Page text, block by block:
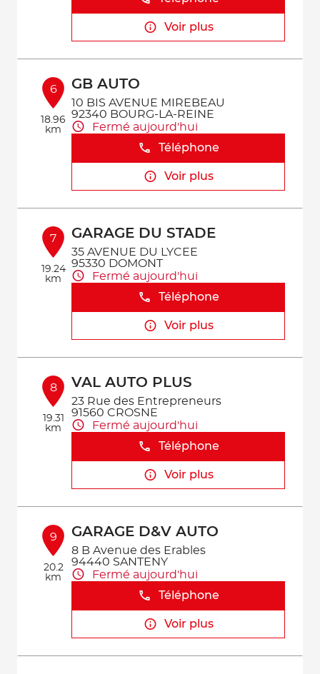
Voir plus
6
18.96
km
GB AUTO
10 BIS AVENUE MIREBEAU
92340 BOURG-LA-REINE
Fermé aujourd'hui
Téléphone
Voir plus
7
19.24
km
GARAGE DU STADE
35 AVENUE DU LYCEE
95330 DOMONT
Fermé aujourd'hui
Téléphone
Voir plus
8
19.31
km
VAL AUTO PLUS
23 Rue des Entrepreneurs
91560 CROSNE
Fermé aujourd'hui
Téléphone
Voir plus
9
20.2
km
GARAGE D&V AUTO
8 B Avenue des Erables
94440 SANTENY
Fermé aujourd'hui
Téléphone
Voir plus